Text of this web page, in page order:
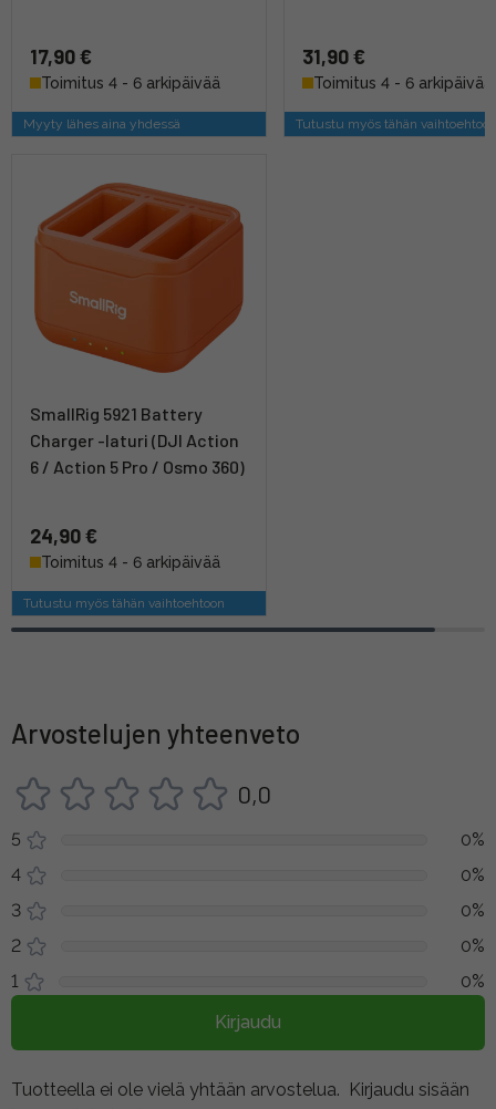
17,90 €
Toimitus 4 - 6 arkipäivää
Myyty lähes aina yhdessä
31,90 €
Toimitus 4 - 6 arkipäivää
Tutustu myös tähän
SmallRig 5921 Battery
Charger -laturi (DJI Action
6 / Action 5 Pro / Osmo 360)
24,90 €
Toimitus 4 - 6 arkipäivää
Tutustu myös tähän vaihtoehtoon
Arvostelujen yhteenveto
0,0
5
0%
4
0%
3
0%
2
0%
1
0%
Kirjaudu
Tuotteella ei ole vielä yhtään arvostelua. Kirjaudu sisään